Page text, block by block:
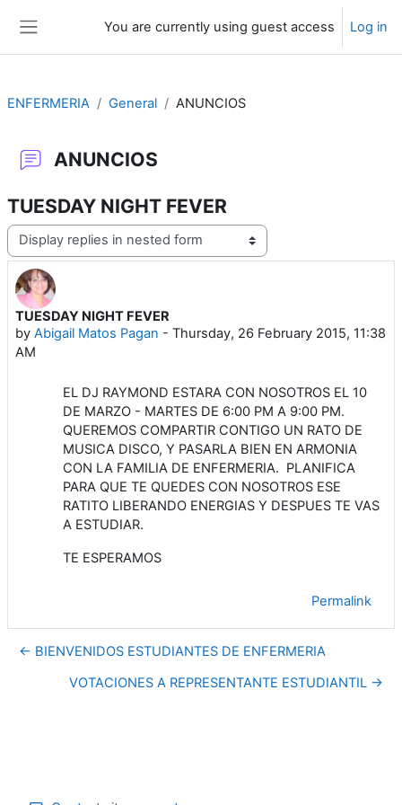
You are currently using guest access Log in
ENFERMERIA General ANUNCIOS
ANUNCIOS
TUESDAY NIGHT FEVER
Display mode
TUESDAY NIGHT FEVER
by Abigail Matos Pagan - Thursday, 26 February 2015, 11:38
AM
Number of replies: 0
EL DJ RAYMOND ESTARA CON NOSOTROS EL 10
DE MARZO - MARTES DE 6:00 PM A 9:00 PM.
QUEREMOS COMPARTIR CONTIGO UN RATO DE
MUSICA DISCO, Y PASARLA BIEN EN ARMONIA
CON LA FAMILIA DE ENFERMERIA. PLANIFICA
PARA QUE TE QUEDES CON NOSOTROS ESE
RATITO LIBERANDO ENERGIAS Y DESPUES TE VAS
A ESTUDIAR.
TE ESPERAMOS
Permalink
← BIENVENIDOS ESTUDIANTES DE ENFERMERIA
VOTACIONES A REPRESENTANTE ESTUDIANTIL →